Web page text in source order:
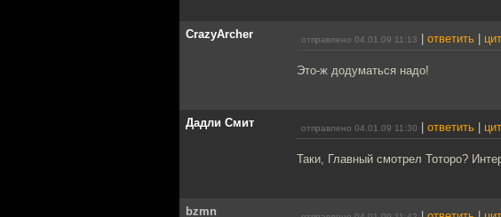
CrazyArcher отправлено 04.01.09 11:13 ответить
Это-ж додуматься надо!
Дадли Смит отправлено 04.01.09 11:30 ответить
Таки, Главный смотрел Тоторо?
bzmn